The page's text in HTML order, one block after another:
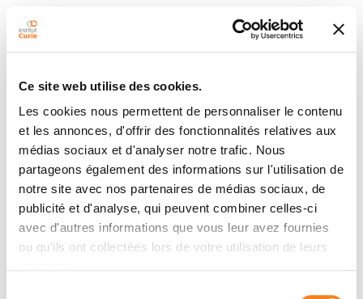
Ce site web utilise des cookies.
Les cookies nous permettent de personnaliser le contenu
et les annonces, d'offrir des fonctionnalités relatives aux
médias sociaux et d'analyser notre trafic. Nous
partageons également des informations sur l'utilisation de
notre site avec nos partenaires de médias sociaux, de
publicité et d'analyse, qui peuvent combiner celles-ci
avec d'autres informations que vous leur avez fournies
ou qu'ils ont collectées lors de votre utilisation de leurs